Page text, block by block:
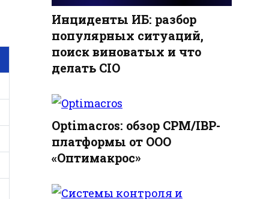
Инциденты ИБ: разбор
популярных ситуаций,
поиск виноватых и что
делать CIO
Optimacros: обзор CPM/IBP-
платформы от ООО
«Оптимакрос»